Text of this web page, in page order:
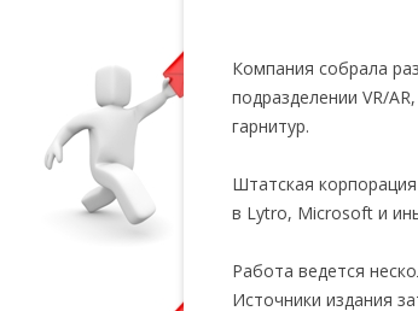
Компания собрала
подразделении VR/
гарнитур.
Штатская
в Lytro, Microsoft и
Работа ведется
Источники издания